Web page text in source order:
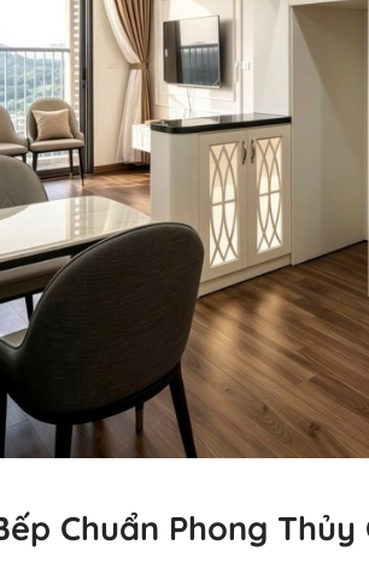
Chuẩn Phong Thủy